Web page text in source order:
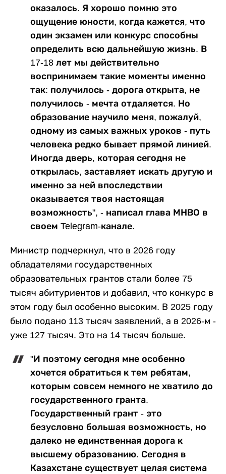
оказалось. Я хорошо помню это
ощущение юности, когда кажется, что
один экзамен или конкурс способны
определить всю дальнейшую жизнь. В
17-18 лет мы действительно
воспринимаем такие моменты именно
так: получилось - дорога открыта, не
получилось - мечта отдаляется. Но
образование научило меня, пожалуй,
одному из самых важных уроков - путь
человека редко бывает прямой линией.
Иногда дверь, которая сегодня не
открылась, заставляет искать другую и
именно за ней впоследствии
оказывается твоя настоящая
возможность", - написал глава МНВО в
своем Telegram-канале.
Министр подчеркнул, что в 2026 году
обладателями государственных
образовательных грантов стали более 75
тысяч абитуриентов и добавил, что конкурс в
этом году был особенно высоким. В 2025 году
было подано 113 тысяч заявлений, а в 2026-м -
уже 127 тысяч. Это на 14 тысяч больше.
"И поэтому сегодня мне особенно
хочется обратиться к тем ребятам,
которым совсем немного не хватило до
государственного гранта.
Государственный грант - это
безусловно большая возможность, но
далеко не единственная дорога к
высшему образованию. Сегодня в
Казахстане существует целая система